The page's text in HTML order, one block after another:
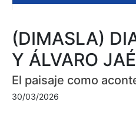
(DIMASLA)
Y ÁLVARO
El paisaje como
30/03/2026